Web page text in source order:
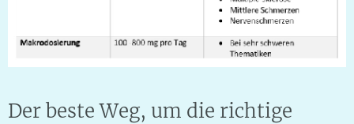
Der beste Weg, um die richtige